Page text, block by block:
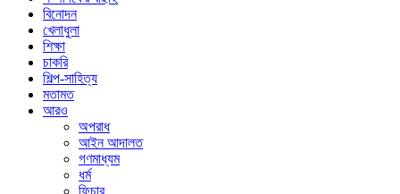
বিনোদন
খেলাধুলা
শিক্ষা
চাকরি
শিল্প-সাহিত্য
মতামত
আরও
অপরাধ
আইন আদালত
গণমাধ্যম
ধর্ম
ফিচার